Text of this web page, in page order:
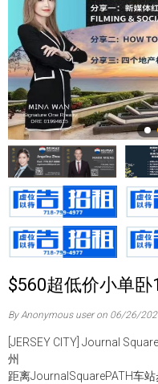
$560超低价小单
By Anonymous user on 06/26/
[JERSEY CITY] Journal
州
距离JournalSquarePATH车